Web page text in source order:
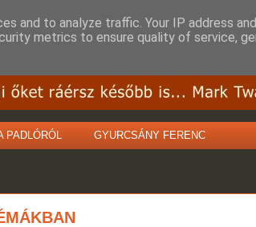
PADLÓRÓL GYURCSÁNY FERENC
and to analyze traffic. Your IP address
metrics to ensure quality of service,